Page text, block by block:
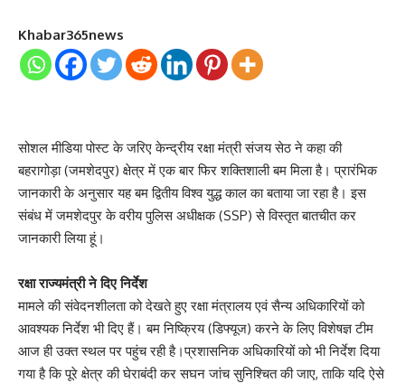
Khabar365news
सोशल मीडिया पोस्ट के जरिए केन्द्रीय रक्षा मंत्री संजय सेठ ने कहा की
बहरागोड़ा (जमशेदपुर) क्षेत्र में एक बार फिर शक्तिशाली बम मिला है। प्रारंभिक
जानकारी के अनुसार यह बम द्वितीय विश्व युद्ध काल का बताया जा रहा है। इस
संबंध में जमशेदपुर के वरीय पुलिस अधीक्षक (SSP) से विस्तृत बातचीत कर
जानकारी लिया हूं।
रक्षा राज्यमंत्री ने दिए निर्देश
मामले की संवेदनशीलता को देखते हुए रक्षा मंत्रालय एवं सैन्य अधिकारियों को
आवश्यक निर्देश भी दिए हैं। बम निष्क्रिय (डिफ्यूज) करने के लिए विशेषज्ञ टीम
आज ही उक्त स्थल पर पहुंच रही है।प्रशासनिक अधिकारियों को भी निर्देश दिया
गया है कि पूरे क्षेत्र की घेराबंदी कर सघन जांच सुनिश्चित की जाए, ताकि यदि ऐसे